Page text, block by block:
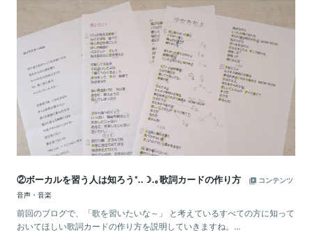
②ボーカルを習う人は知ろう*..☽.｡歌詞カードの作り方
コンテンツ
音声・音楽
前回のブログで、「歌を習いたいな～」 と考えているすべての方に知って
おいてほしい歌詞カードの作り方を説明していきますね。...